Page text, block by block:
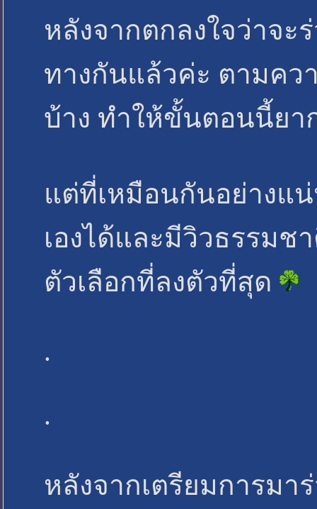
หลังจากตกลงใจว่าจ
ทางกันแล้วค่ะ ตามคว
บ้าง ทำให้ขั้นตอนนี้ยา
แต่ที่เหมือนกันอย่างแ
เองได้และมีวิวธรรมช
ตัวเลือกที่ลงตัวที่สุด
.
.
หลังจากเตรียมการมา